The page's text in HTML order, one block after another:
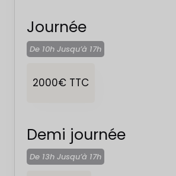
Journée
De 10h Jusqu’à 17h
2000€ TTC
Demi journée
De 13h Jusqu’à 17h